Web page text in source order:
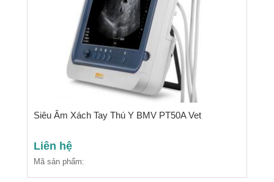
Siêu Âm Xách Tay Thú Y BMV PT50A Vet
Liên hệ
Mã sản phẩm: